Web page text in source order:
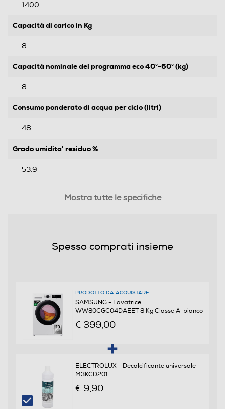
1400
Capacità di carico in Kg
8
Capacità nominale del programma eco 40°-60° (kg)
8
Consumo ponderato di acqua per ciclo (litri)
48
Grado umidita' residuo %
53,9
Durata programma Eco 40-60 alla capacità nominale
(ore,min)
Nuova Classe efficienza energetica
Mostra tutte le specifiche
Spesso comprati insieme
PRODOTTO DA ACQUISTARE
SAMSUNG - Lavatrice
WW80CGC04DAEET 8 Kg Classe A-bianco
€ 399,00
ELECTROLUX - Decalcificante universale
M3KCD201
€ 9,90